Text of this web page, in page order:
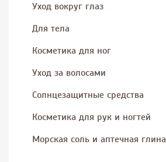
Уход вокруг глаз
Для тела
Косметика для ног
Уход за волосами
Солнцезащитные средства
Косметика для рук и ногтей
Морская соль и аптечная глина